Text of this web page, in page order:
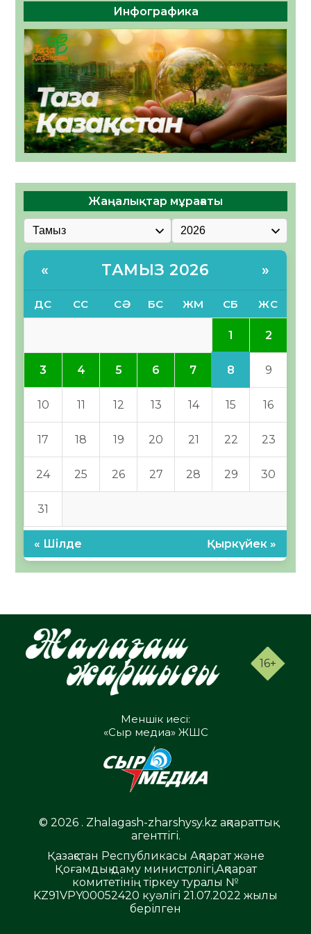
Инфографика
Жаңалықтар мұрағаты
« ТАМЫЗ 2026 »
ДС СС СӘ БС ЖМ СБ ЖС
1 2
3 4 5 6 7 8 9
10 11 12 13 14 15 16
17 18 19 20 21 22 23
24 25 26 27 28 29 30
31
« Шілде Қыркүйек »
16+
Меншік иесі:
«Сыр медиа» ЖШС
© 2026 . Zhalagash-zharshysy.kz ақпараттық
агенттігі.
Қазақстан Республикасы Ақпарат және
Қоғамдық даму министрлігі,Ақпарат
комитетінің тіркеу туралы №
KZ91VPY00052420 куәлігі 21.07.2022 жылы
берілген